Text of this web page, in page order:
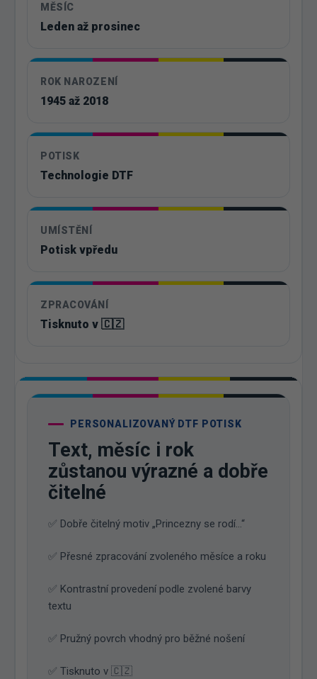
MĚSÍC
Leden až prosinec
ROK NAROZENÍ
1945 až 2018
POTISK
Technologie DTF
UMÍSTĚNÍ
Potisk vpředu
ZPRACOVÁNÍ
Tisknuto v 🇨🇿
PERSONALIZOVANÝ DTF POTISK
Text, měsíc i rok
zůstanou výrazné a dobře
čitelné
✅ Dobře čitelný motiv „Princezny se rodí…“
✅ Přesné zpracování zvoleného měsíce a roku
✅ Kontrastní provedení podle zvolené barvy
textu
✅ Pružný povrch vhodný pro běžné nošení
✅ Tisknuto v 🇨🇿